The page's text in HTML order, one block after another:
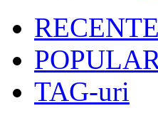
RECENTE
TAG-uri